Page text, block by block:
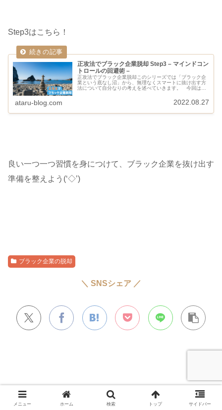
Step3はこちら！
正攻法でブラック企業脱却 Step3 – マインドコン
トロールの回避術 –
正攻法でブラック企業脱却このシリーズでは「ブラック企
業という底なし沼」から、無理なくスマートに抜け出す方
法について自分なりの考えを述べていきます。 今回は
ataru-blog.com 2022.08.27
良い一つ一つ習慣を身につけて、ブラック企業を抜け出す
準備を整えよう(‘◇’)ゞ
ブラック企業の脱却
＼ SNSシェア ／
メニュー ホーム 検索 トップ サイドバー